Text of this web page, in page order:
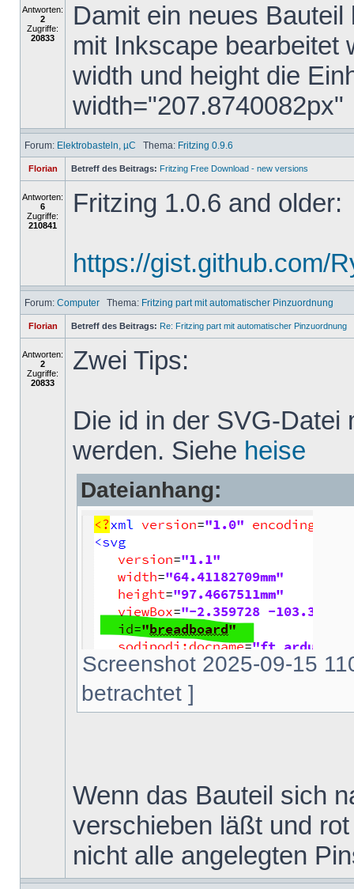
Antworten:
2
Zugriffe:
20833
Damit ein neues
mit Inkscape bearbeitet
width und height die
width="207.8740082px"
Forum: Elektrobasteln, µC Thema: Fritzing 0.9.6
Florian Betreff des Beitrags: Fritzing Free Download - new versions
Antworten:
6
Zugriffe:
210841
Fritzing 1.0.6 and older:
https://gist.github.com/
Forum: Computer Thema: Fritzing part mit automatischer Pinzuordnung
Florian Betreff des Beitrags: Re: Fritzing part mit automatischer Pinzuordnung
Antworten:
2
Zugriffe:
20833
Zwei Tips:
Die id in der SVG-Datei
werden. Siehe heise
Dateianhang:
Screenshot 2025-09-15
betrachtet ]
Wenn das Bauteil sich
verschieben läßt und
nicht alle angelegten